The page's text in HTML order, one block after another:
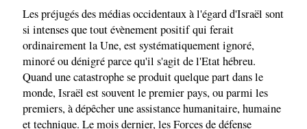
Les préjugés des médias occidentaux à l'égard d'Israël sont
si intenses que tout évènement positif qui ferait
ordinairement la Une, est systématiquement ignoré,
minoré ou dénigré parce qu'il s'agit de l'Etat hébreu.
Quand une catastrophe se produit quelque part dans le
monde, Israël est souvent le premier pays, ou parmi les
premiers, à dépêcher une assistance humanitaire, humaine
et technique. Le mois dernier, les Forces de défense